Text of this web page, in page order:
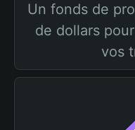
Un fonds de
de dollars
vos